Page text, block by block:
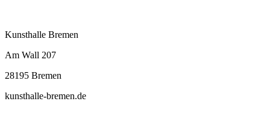
Kunsthalle Bremen
Am Wall 207
28195 Bremen
kunsthalle-bremen.de